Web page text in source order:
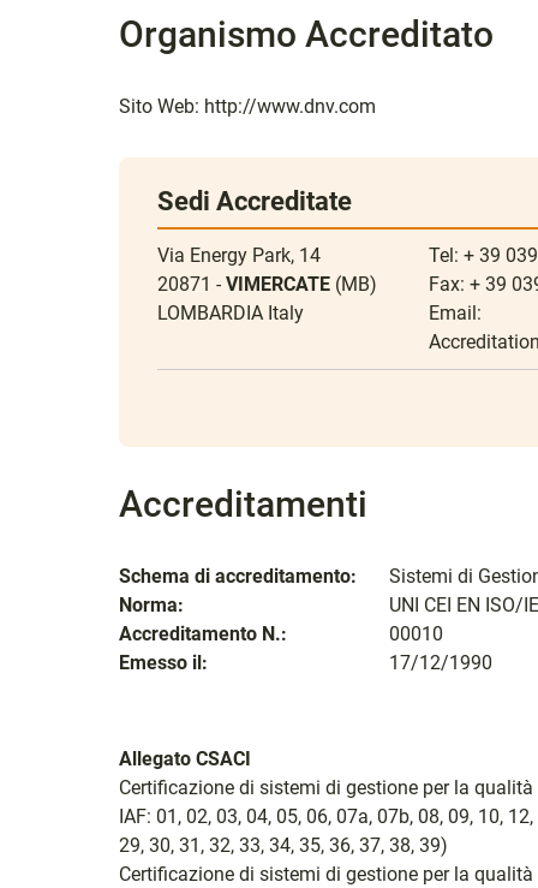
Organismo Accreditato
Sito Web: http://www.dnv.com
Sedi Accreditate
Via Energy Park, 14
20871 -VIMERCATE (MB)
LOMBARDIA Italy
Tel: + 39
Fax: + 39
Email:
Accreditamenti
Schema di accreditamento:
Sistemi di
Norma:
UNI CEI EN ISO/
Accreditamento N.:
00010
Emesso il:
17/12/1990
Allegato CSACI
Certificazione di sistemi di gestione per la
IAF: 01, 02, 03, 04, 05, 06, 07a, 07b, 08, 09, 10,
29, 30, 31, 32, 33, 34, 35, 36, 37, 38, 39)
Certificazione di sistemi di gestione per la